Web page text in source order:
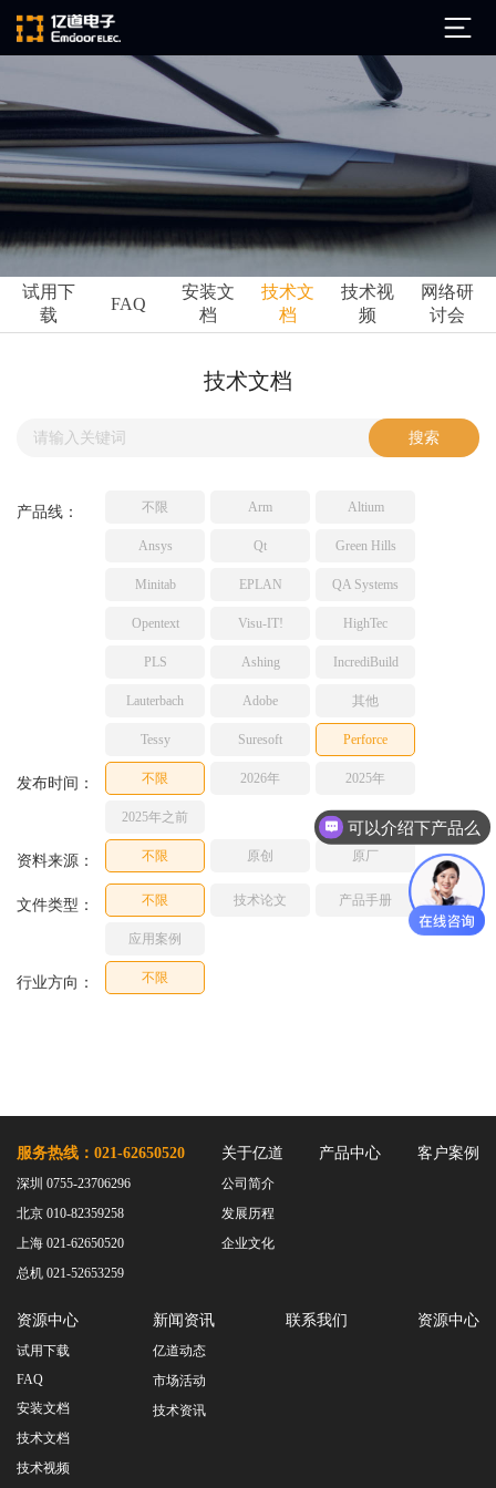
公司简介
发展历程
企业文化
ARM
Ansys
Perforce
TESSY
亿道动态
市场活动
技术文档
网络研讨会
试用下
载
FAQ
安装文
档
技术文
档
技术视
频
网络研
讨会
技术文档
产品线： 不限 Arm Altium
Ansys Qt Green Hills
Minitab EPLAN QA Systems
Opentext Visu-IT! HighTec
PLS Ashing IncrediBuild
Lauterbach Adobe 其他
Tessy Suresoft Perforce
发布时间： 不限 2026年 2025年
2025年之前
资料来源： 不限 原创 原厂
文件类型： 不限 技术论文 产品手册
应用案例
行业方向： 不限
服务热线：021-62650520
深圳 0755-23706296
北京 010-82359258
上海 021-62650520
总机 021-52653259
关于亿道
公司简介
发展历程
企业文化
产品中心 客户案例
资源中心
试用下载
FAQ
安装文档
技术文档
技术视频
新闻资讯
亿道动态
市场活动
技术资讯
联系我们 资源中心
可以介绍下产品么